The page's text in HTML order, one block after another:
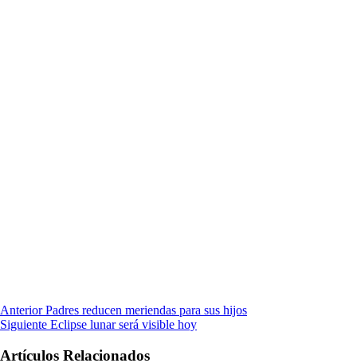
Anterior Padres reducen meriendas para sus hijos
Siguiente Eclipse lunar será visible hoy
Artículos Relacionados